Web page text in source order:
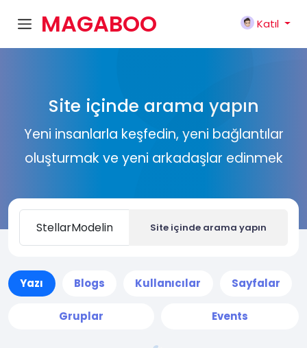
MAGABOO
Katıl
Site içinde arama yapın
Yeni insanlarla keşfedin, yeni bağlantılar
oluşturmak ve yeni arkadaşlar edinmek
Site içinde arama yapın
Yazı Blogs Kullanıcılar Sayfalar
Gruplar Events